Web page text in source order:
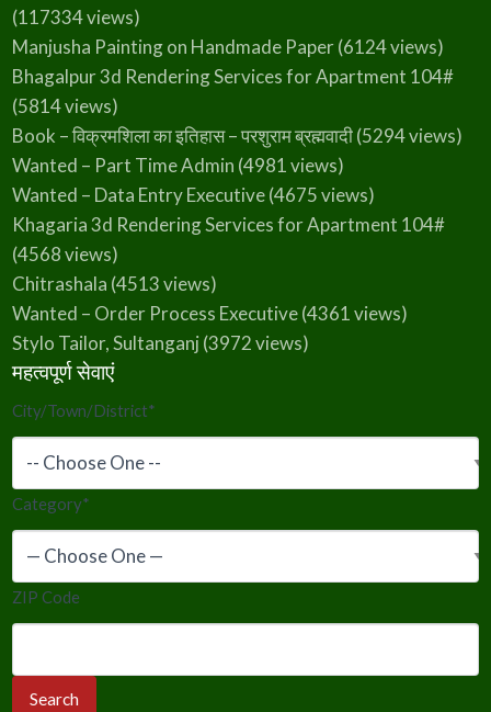
(117334 views)
Manjusha Painting on Handmade Paper(6124 views)
Bhagalpur 3d Rendering Services for Apartment 104#
(5814 views)
Book – विक्रमशिला का इतिहास – परशुराम ब्रह्मवादी(5294 views)
Wanted – Part Time Admin (4981 views)
Wanted – Data Entry Executive(4675 views)
Khagaria 3d Rendering Services for Apartment 104#
(4568 views)
Chitrashala (4513 views)
Wanted – Order Process Executive(4361 views)
Stylo Tailor, Sultanganj (3972 views)
महत्वपूर्ण सेवाएं
City/Town/District*
Category*
ZIP Code